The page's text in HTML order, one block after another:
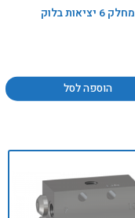
מחלק 6 יציאות בלוק
הוספה לסל